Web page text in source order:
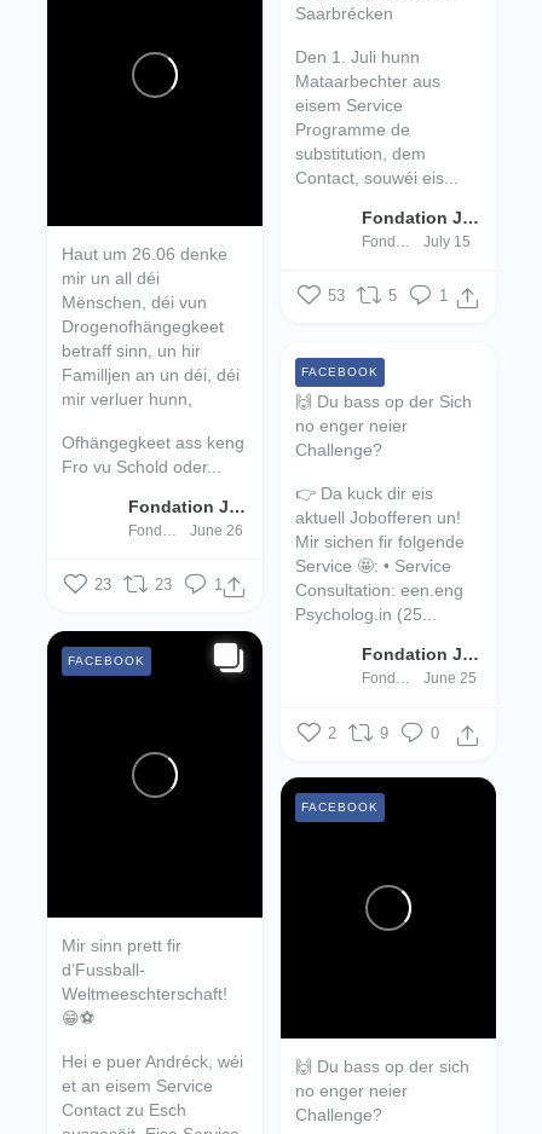
Saarbrécken
Den 1. Juli hunn
Mataarbechter aus
eisem Service
Programme de
substitution, dem
Contact, souwéi eis...
Fondation Jugend- an Drogenhëllef
July 15
53 5 1
Haut um 26.06 denke
mir un all déi
Mënschen, déi vun
Drogenofhängegkeet
betraff sinn, un hir
Familljen an un déi, déi
mir verluer hunn,
Ofhängegkeet ass keng
Fro vu Schold oder...
Fondation Jugend- an Drogenhëllef
June 26
23 23 1
🙌 Du bass op der Sich
no enger neier
Challenge?
👉 Da kuck dir eis
aktuell Jobofferen un!
Mir sichen fir folgende
Service 🤩: • Service
Consultation: een.eng
Psycholog.in (25...
Fondation Jugend- an Drogenhëllef
Fondation Jugend- an Drogenhëllef June 25
FACEBOOK
2 9 0
Mir sinn prett fir
d’Fussball-
Weltmeeschterschaft!
😁⚽
Hei e puer Andréck, wéi
et an eisem Service
Contact zu Esch
FACEBOOK
🙌 Du bass op der sich
no enger neier
Challenge?
FACEBOOK